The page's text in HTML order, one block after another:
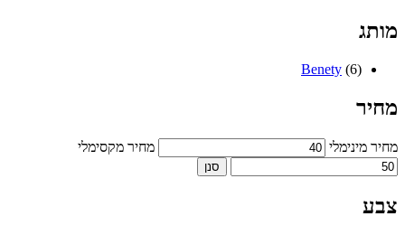
מותג
Benety (6)
מחיר
מחיר מינימלי מחיר מקסימלי
סנן
צבע